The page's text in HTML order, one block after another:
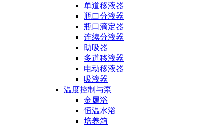
单道移液器
瓶口分液器
瓶口滴定器
连续分液器
助吸器
多道移液器
电动移液器
吸液器
温度控制与泵
金属浴
恒温水浴
培养箱